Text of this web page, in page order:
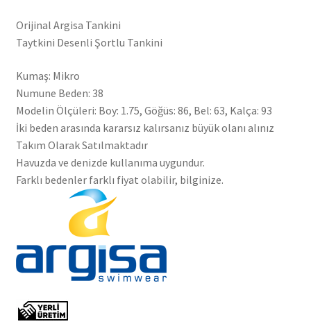
Orijinal Argisa Tankini
Taytkini Desenli Şortlu Tankini
Kumaş: Mikro
Numune Beden: 38
Modelin Ölçüleri: Boy: 1.75, Göğüs: 86, Bel: 63, Kalça: 93
İki beden arasında kararsız kalırsanız büyük olanı alınız
Takım Olarak Satılmaktadır
Havuzda ve denizde kullanıma uygundur.
Farklı bedenler farklı fiyat olabilir, bilginize.